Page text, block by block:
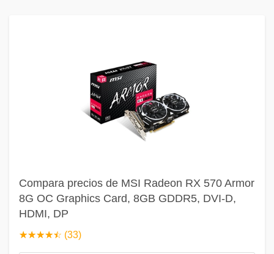
Compara precios de MSI Radeon RX 570 Armor
8G OC Graphics Card, 8GB GDDR5, DVI-D,
HDMI, DP
☆☆☆☆☆
★★★★★ (33)